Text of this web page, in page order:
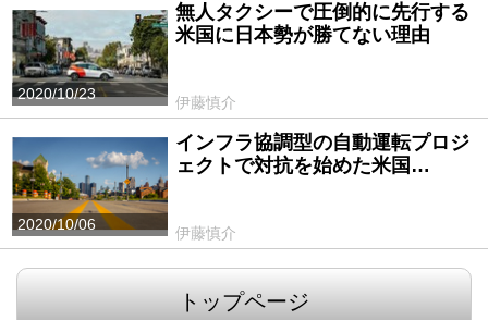
2020/10/23
無人タクシーで圧倒的に先行する
米国に日本勢が勝てない理由
伊藤慎介
2020/10/06
インフラ協調型の自動運転プロジ
ェクトで対抗を始めた米国…
伊藤慎介
トップページ